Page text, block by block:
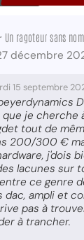
Un ragoteur sans nom
décembre
15 septembre
je cherche
tout de
200/300 €
j'dois
lacunes sur
ce genre
dac, ampli et
pas à
à trancher.